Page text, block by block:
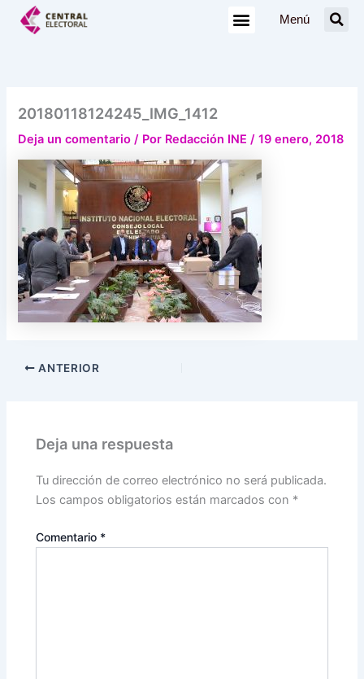
Menú
20180118124245_IMG_1412
Deja un comentario / Por Redacción INE/19 enero, 2018
ANTERIOR
Deja una respuesta
Tu dirección de correo electrónico no será publicada.
Los campos obligatorios están marcados con *
Comentario *